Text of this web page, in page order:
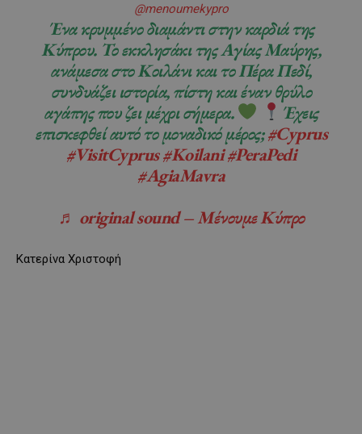
@menoumekypro
Ένα κρυμμένο διαμάντι στην καρδιά της
Κύπρου. Το εκκλησάκι της Αγίας Μαύρης,
ανάμεσα στο Κοιλάνι και το Πέρα Πεδί,
συνδυάζει ιστορία, πίστη και έναν θρύλο
αγάπης που ζει μέχρι σήμερα.
Έχεις
επισκεφθεί αυτό το μοναδικό μέρος;#Cyprus
#VisitCyprus#Koilani#PeraPedi
#AgiaMavra
♬ original sound – Μένουμε Κύπρο
Κατερίνα Χριστοφή